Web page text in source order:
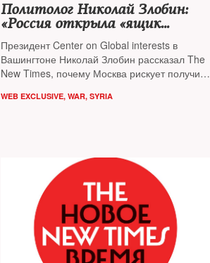
Политолог Николай Злобин:
«Россия открыла «ящик
Пандоры»
Президент Center on Global interests в
Вашингтоне Николай Злобин рассказал The
New Times, почему Москва рискует получить
создать новую антитеррористическую
WEB EXCLUSIVE, WAR, SYRIA